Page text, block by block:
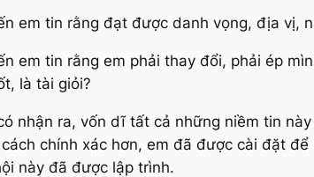
em tin rằng đạt được danh vọng, địa vị,
em tin rằng em phải thay đổi, phải ép
là tài giỏi?
nhận ra, vốn dĩ tất cả những niềm tin
chính xác hơn, em đã được cài đặt
này đã được lập trình.